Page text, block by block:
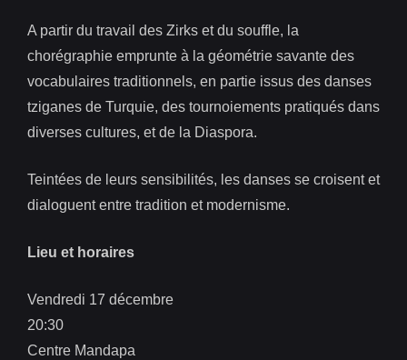
A partir du travail des Zirks et du souffle, la
chorégraphie emprunte à la géométrie savante des
vocabulaires traditionnels, en partie issus des danses
tziganes de Turquie, des tournoiements pratiqués dans
diverses cultures, et de la Diaspora.
Teintées de leurs sensibilités, les danses se croisent et
dialoguent entre tradition et modernisme.
Lieu et horaires
Vendredi 17 décembre
20:30
Centre Mandapa